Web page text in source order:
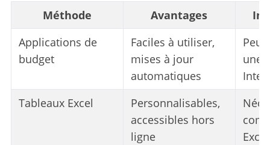
Méthode Avantages
Applications de
budget
Faciles à utiliser,
mises à jour
automatiques
une
Tableaux Excel
Personnalisables,
accessibles hors
ligne
Excel